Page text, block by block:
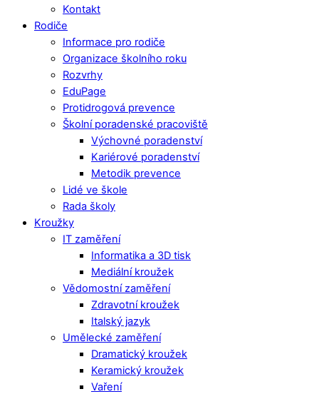
Kontakt
Rodiče
Informace pro rodiče
Organizace školního roku
Rozvrhy
EduPage
Protidrogová prevence
Školní poradenské pracoviště
Výchovné poradenství
Kariérové poradenství
Metodik prevence
Lidé ve škole
Rada školy
Kroužky
IT zaměření
Informatika a 3D tisk
Mediální kroužek
Vědomostní zaměření
Zdravotní kroužek
Italský jazyk
Umělecké zaměření
Dramatický kroužek
Keramický kroužek
Vaření